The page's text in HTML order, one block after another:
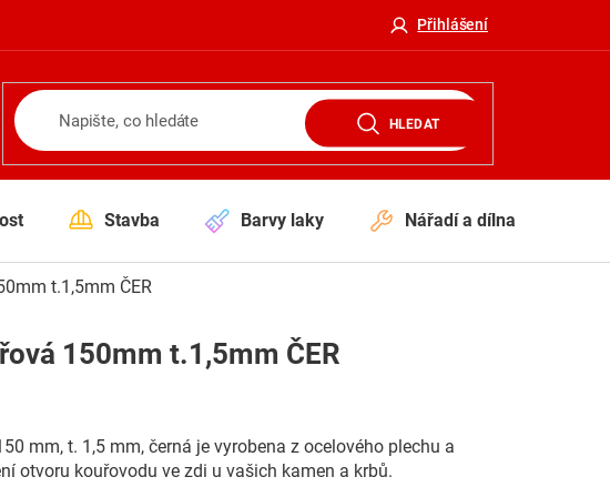
Přihlášení
HLEDAT
Stavba Barvy laky Nářadí a dílna
t.1,5mm ČER
mm, t. 1,5 mm, černá je vyrobena z ocelového plechu a
otvoru kouřovodu ve zdi u vašich kamen a krbů.
150mm t.1,5mm ČER